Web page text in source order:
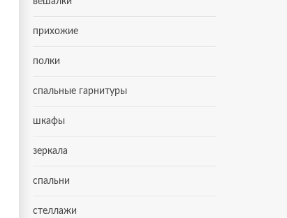
прихожие
полки
спальные гарнитуры
шкафы
зеркала
спальни
стеллажи